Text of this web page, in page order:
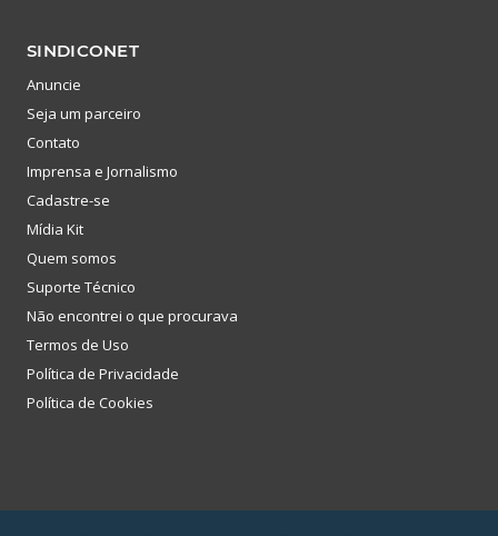
SINDICONET
Anuncie
Seja um parceiro
Contato
Imprensa e Jornalismo
Cadastre-se
Mídia Kit
Quem somos
Suporte Técnico
Não encontrei o que procurava
Termos de Uso
Política de Privacidade
Política de Cookies